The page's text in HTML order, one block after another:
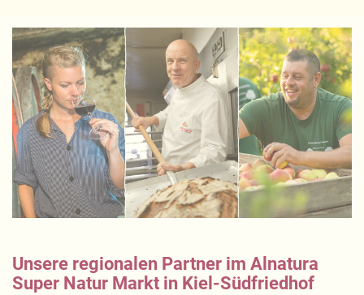
Unsere regionalen Partner im Alnatura
Super Natur Markt in Kiel-Südfriedhof